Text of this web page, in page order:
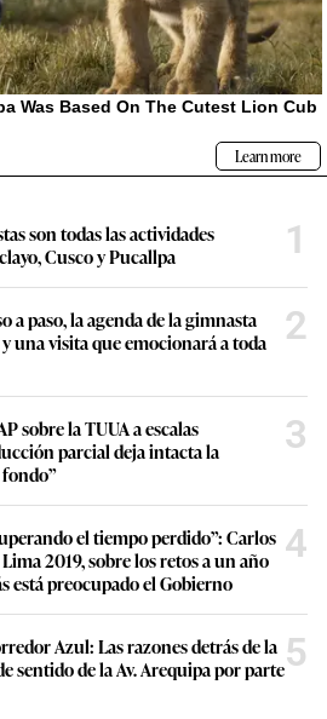
son todas las actividades
Cusco y Pucallpa
1
a paso, la agenda de la gimnasta
una visita que emocionará a toda
2
sobre la TUUA a escalas
parcial deja intacta la
3
el tiempo perdido”: Carlos
2019, sobre los retos a un año
está preocupado el Gobierno
4
Azul: Las razones detrás de la
sentido de la Av. Arequipa por parte5